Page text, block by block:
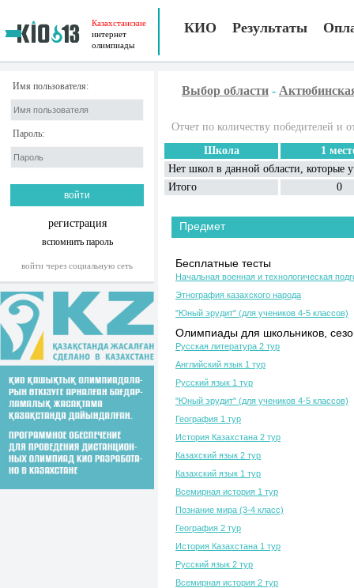
Казахстанские
интернет
олимпиады
КИО Результаты
Имя пользователя:
Пароль:
регистрация
вспомнить пароль
войти через социальную сеть
Выбор области -
Отчет по количеству победителей и
Школа
1
Нет школ в данной области, которые
Итого
0
Предмет
Бесплатные тесты
Начальная военная и технологическая
Этнография казахского народа
"Юный эрудит" (для учеников 4-5 классов)
Олимпиады для школьников,
Русская литература 2 тур
Английский язык 1 тур
Русский язык 1 тур
"Юный эрудит" (для учеников 4-5 классов)
География 1 тур
История Казахстана 2 тур
Казахский язык 2 тур
Казахский язык 1 тур
Всемирная история 1 тур
Познание мира (3-4 класс)
География 2 тур
История Казахстана 1 тур
Русский язык 2 тур
Всемирная история 2 тур